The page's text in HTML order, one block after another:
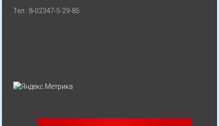
Тел.: 8-02347-5-29-85.